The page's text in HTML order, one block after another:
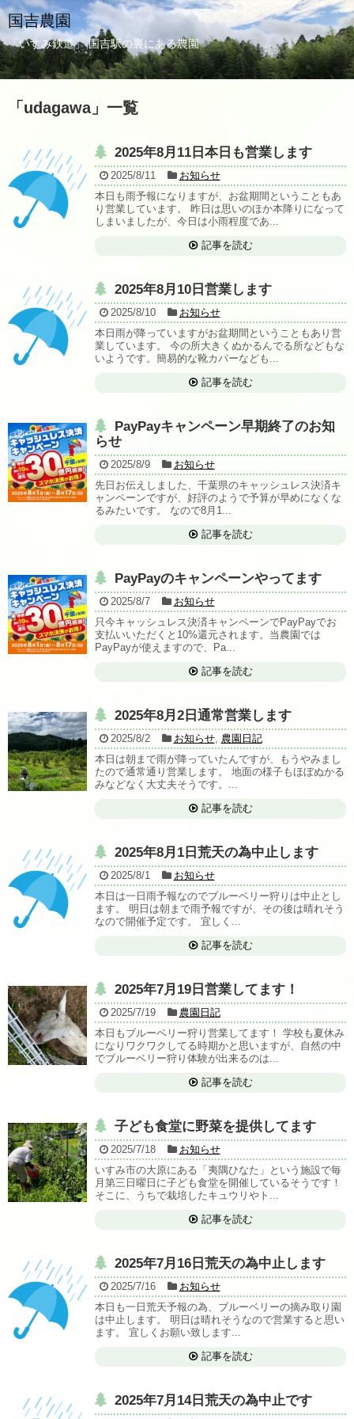
国吉農園
「いすみ鉄道」 国吉駅の裏にある農園
「 udagawa」 一覧
2025年8月11日本日も営業します
2025/8/11
お知らせ
本日も雨予報になりますが、お盆期間ということもあ
り営業しています。 昨日は思いのほか本降りになって
しまいましたが、今日は小雨程度であ...
記事を読む
2025年8月10日営業します
2025/8/10
お知らせ
本日雨が降っていますがお盆期間ということもあり営
業しています。 今の所大きくぬかるんでる所などもな
いようです。簡易的な靴カバーなども...
記事を読む
PayPayキャンペーン早期終了のお知
らせ
2025/8/9
お知らせ
先日お伝えしました、千葉県のキャッシュレス決済キ
ャンペーンですが、好評のようで予算が早めになくな
るみたいです。 なので8月1...
記事を読む
PayPayのキャンペーンやってます
2025/8/7
お知らせ
只今キャッシュレス決済キャンペーンでPayPayでお
支払いいただくと10%還元されます。当農園では
PayPayが使えますので、Pa...
記事を読む
2025年8月2日通常営業します
2025/8/2 お知らせ, 農園日記
本日は朝まで雨が降っていたんですが、もうやみまし
たので通常通り営業します。 地面の様子もほぼぬかる
みなどなく大丈夫そうです。...
記事を読む
2025年8月1日荒天の為中止します
2025/8/1
お知らせ
本日は一日雨予報なのでブルーベリー狩りは中止とし
ます。 明日は朝まで雨予報ですが、その後は晴れそう
なので開催予定です。 宜しく...
記事を読む
2025年7月19日営業してます！
2025/7/19
農園日記
本日もブルーベリー狩り営業してます！ 学校も夏休み
になりワクワクしてる時期かと思いますが、自然の中
でブルーベリー狩り体験が出来るのは...
記事を読む
子ども食堂に野菜を提供してます
2025/7/18
お知らせ
いすみ市の大原にある「夷隅ひなた」という施設で毎
月第三日曜日に子ども食堂を開催しているそうです！
そこに、うちで栽培したキュウリやト...
記事を読む
2025年7月16日荒天の為中止します
2025/7/16
お知らせ
本日も一日荒天予報の為、ブルーベリーの摘み取り園
は中止します。 明日は晴れそうなので営業すると思い
ます。 宜しくお願い致します...
記事を読む
2025年7月14日荒天の為中止です